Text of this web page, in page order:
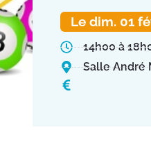
Le dim. 01
14h00 à
Salle André